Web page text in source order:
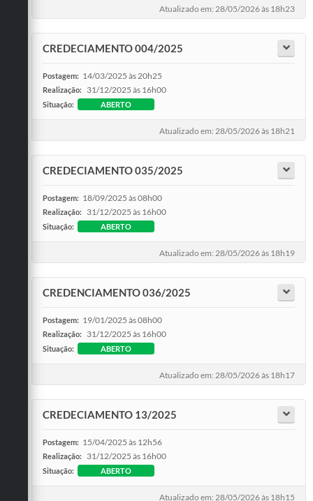
Atualizado em: 28/05/2026 às 18h23
CREDECIAMENTO 004/2025
Postagem: 14/03/2025 às 20h25
Realização: 31/12/2025 às 16h00
Situação: ABERTO
Atualizado em: 28/05/2026 às 18h21
CREDECIAMENTO 035/2025
Postagem: 18/09/2025 às 08h00
Realização: 31/12/2025 às 16h00
Situação: ABERTO
Atualizado em: 28/05/2026 às 18h19
CREDENCIAMENTO 036/2025
Postagem: 19/01/2025 às 08h00
Realização: 31/12/2025 às 16h00
Situação: ABERTO
Atualizado em: 28/05/2026 às 18h17
CREDECIAMENTO 13/2025
Postagem: 15/04/2025 às 12h56
Realização: 31/12/2025 às 16h00
Situação: ABERTO
Atualizado em: 28/05/2026 às 18h15